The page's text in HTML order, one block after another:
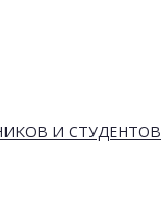
И СТУДЕНТОВ